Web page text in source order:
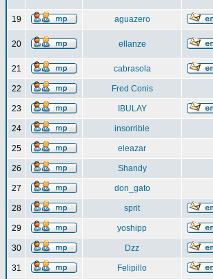
19 aguazero
20 ellanze
21 cabrasola
22 Fred Conis
23 IBULAY
24 insorrible
25 eleazar
26 Shandy
27 don_gato
28 sprit
29 yoshipp
30 Dzz
31 Felipillo